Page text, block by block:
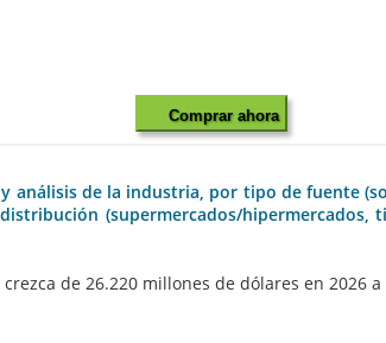
Comprar ahora
análisis de la industria, por tipo de fuente
(supermercados/
de 26.220 millones de dólares en 2026